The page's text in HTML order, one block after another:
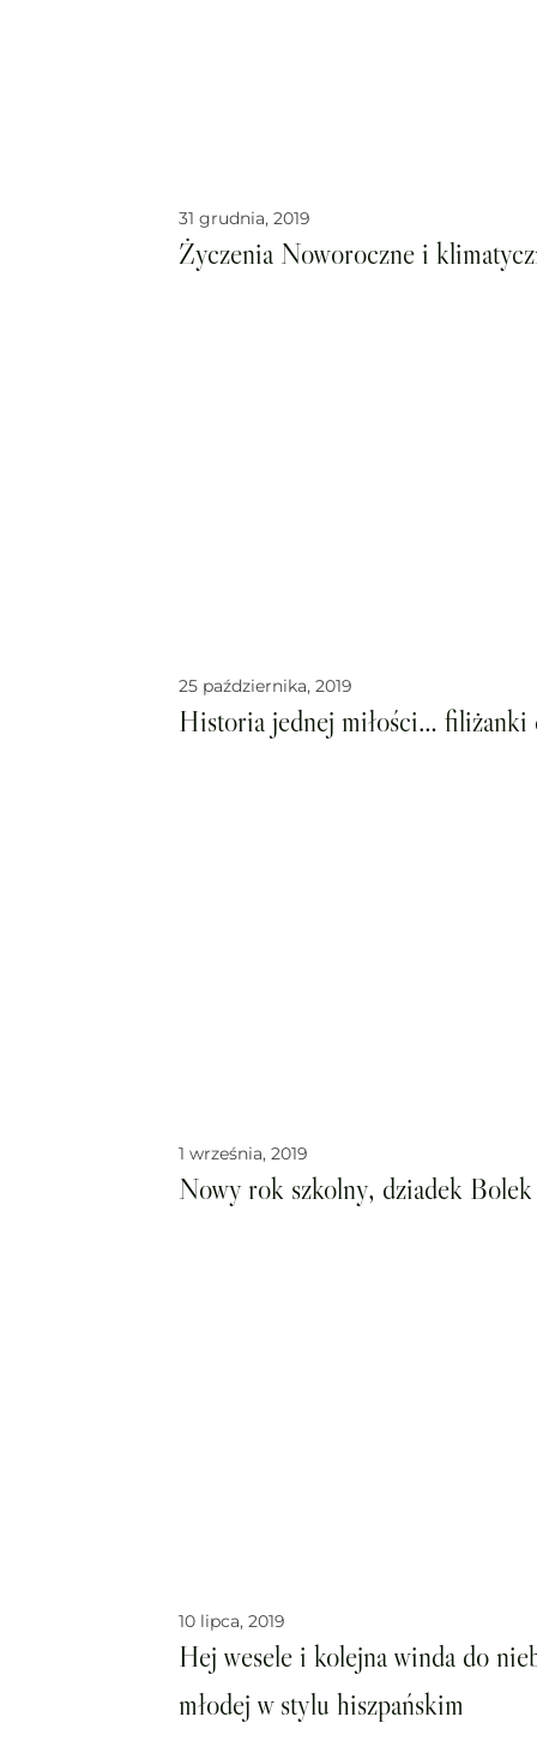
31 grudnia, 2019
Życzenia Noworoczne i
25 października, 2019
Historia jednej miłości… filiżanki
1 września, 2019
Nowy rok szkolny, dziadek
10 lipca, 2019
Hej wesele i kolejna winda do
młodej w stylu hiszpańskim